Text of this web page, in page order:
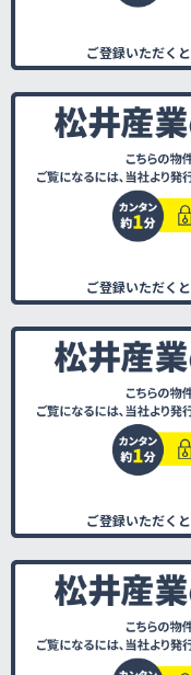
ご登録いただくと
ご登録いただくと
ご登録いただくと